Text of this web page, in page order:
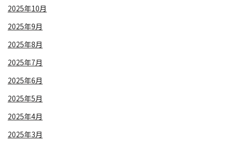
2025年10月
2025年9月
2025年8月
2025年7月
2025年6月
2025年5月
2025年4月
2025年3月